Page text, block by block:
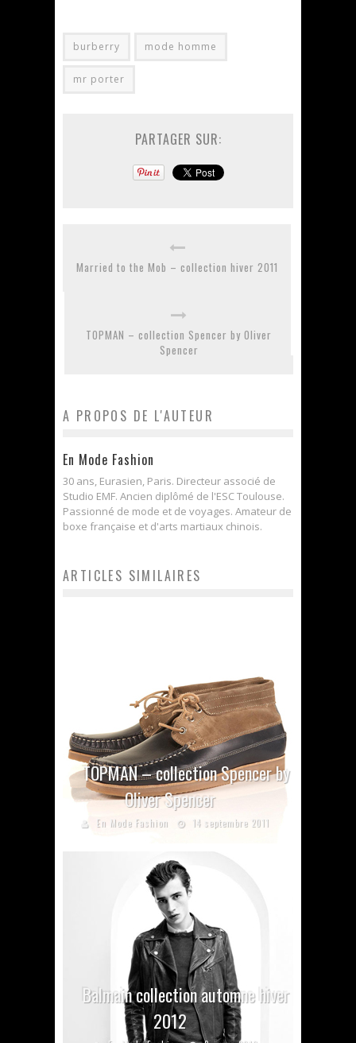
burberry mode homme
mr porter
PARTAGER SUR:
Married to the Mob – collection hiver 2011
TOPMAN – collection Spencer by Oliver
Spencer
A PROPOS DE L'AUTEUR
En Mode Fashion
30 ans, Eurasien, Paris. Directeur associé de
Studio EMF. Ancien diplômé de l'ESC Toulouse.
Passionné de mode et de voyages. Amateur de
boxe française et d'arts martiaux chinois.
ARTICLES SIMILAIRES
TOPMAN – collection Spencer by
Oliver Spencer
En Mode Fashion 14 septembre 2011
Balmain collection automne hiver
2012